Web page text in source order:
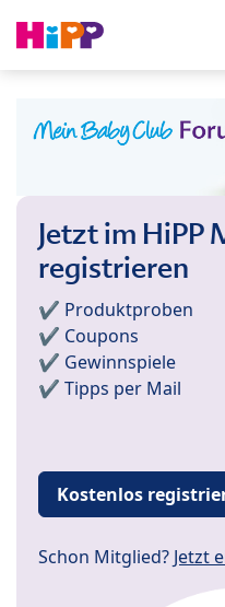
Jetzt im HiPP
registrieren
✔️ Produktproben
✔️ Coupons
✔️ Gewinnspiele
✔️ Tipps per Mail
Kostenlos
Schon Mitglied? Jetzt